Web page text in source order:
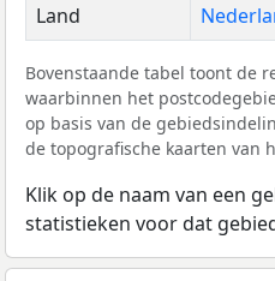
Land
Bovenstaande tabel toont de
waarbinnen het
op basis van de
de topografische kaarten van
Klik op de naam van een
statistieken voor dat